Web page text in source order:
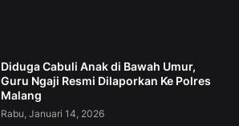
Diduga Cabuli Anak di Bawah Umur,
Guru Ngaji Resmi Dilaporkan Ke Polres
Malang
Rabu, Januari 14, 2026